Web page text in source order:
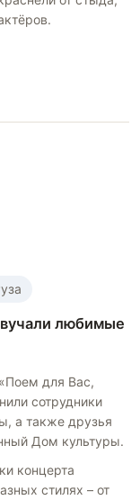
любимые
для Вас,
сотрудники
а также друзья
Дом культуры.
концерта
стилях – от